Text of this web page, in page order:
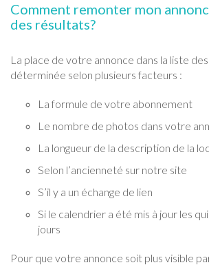
Comment remonter mon
des résultats?
La place de votre annonce dans la liste
déterminée selon plusieurs facteurs :
La formule de votre abonnement
Le nombre de photos dans votre
La longueur de la description de la
Selon l’ancienneté sur notre site
S’il y a un échange de lien
Si le calendrier a été mis à jour les
jours
Pour que votre annonce soit plus visible